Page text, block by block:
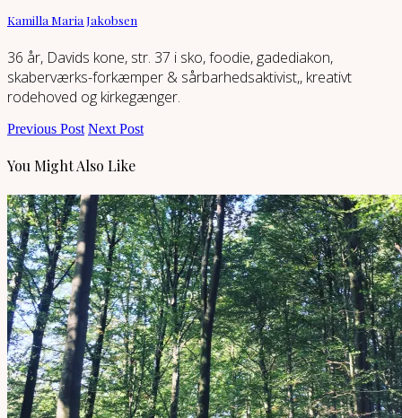
Kamilla Maria Jakobsen
36 år, Davids kone, str. 37 i sko, foodie, gadediakon,
skaberværks-forkæmper & sårbarhedsaktivist,, kreativt
rodehoved og kirkegænger.
Previous Post Next Post
You Might Also Like